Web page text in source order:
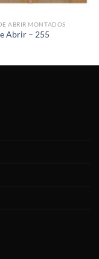
ABRIR MONTADOS
Abrir – 255